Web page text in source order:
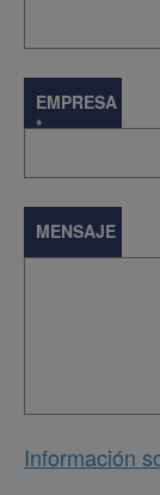
EMPRESA
*
MENSAJE
Información